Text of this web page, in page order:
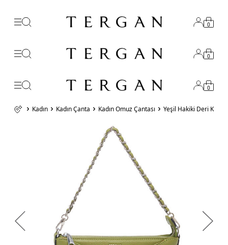
0
0
0
Kadın Kadın Çanta Kadın Omuz Çantası Yeşil Hakiki Deri